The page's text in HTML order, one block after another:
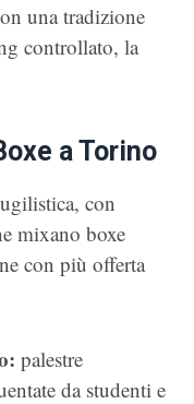
una tradizione
controllato, la
a Torino
con
mixano boxe
con più offerta
palestre
da studenti e